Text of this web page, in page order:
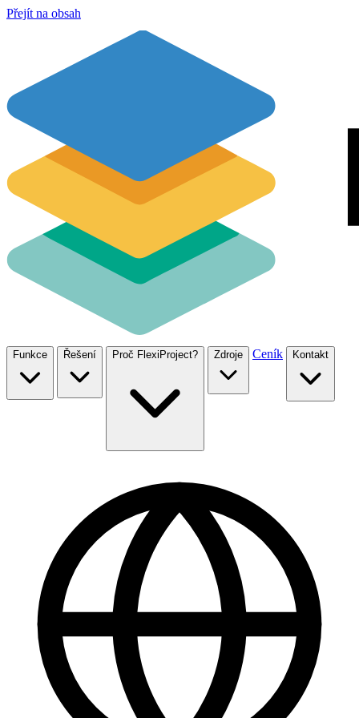
Přejít na obsah
Funkce Řešení Proč FlexiProject? Zdroje Ceník Kontakt